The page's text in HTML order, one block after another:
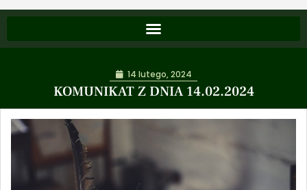
KOMUNIKAT Z DNIA 14.02.2024
14 lutego, 2024